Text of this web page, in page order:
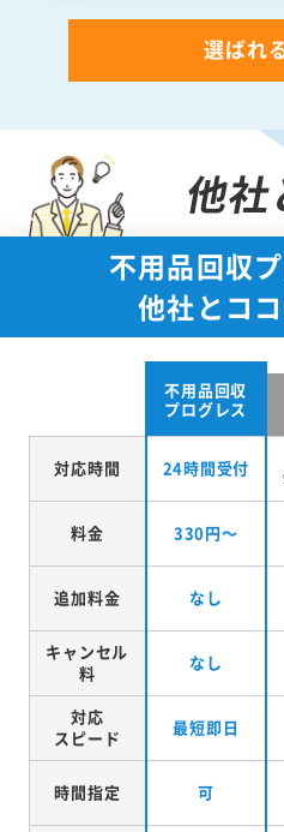
選ばれ
他
不用品回収
他社とコ
不用品回収
プログレス
対応時間 24時間受付
料金 330円～
追加料金 なし
キャンセル
料
なし
対応
スピード
最短即日
時間指定 可